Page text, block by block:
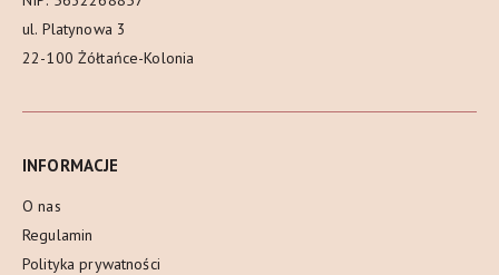
ul. Platynowa 3
22-100 Żółtańce-Kolonia
INFORMACJE
O nas
Regulamin
Polityka prywatności